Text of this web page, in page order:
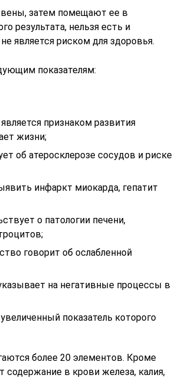
вены, затем помещают ее в
результата, нельзя есть и
является риском для здоровья.
показателям:
признаком развития
жизни;
об атеросклерозе сосудов и риске
инфаркт миокарда, гепатит
о патологии печени,
говорит об ослабленной
на негативные процессы в
показатель которого
более 20 элементов. Кроме
содержание в крови железа, калия,